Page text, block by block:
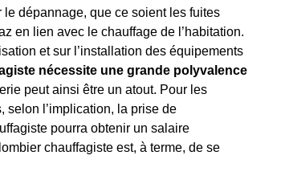
dépannage, que ce soient les fuites
en lien avec le chauffage de l’habitation.
et sur l’installation des équipements
nécessite une grande polyvalence
peut ainsi être un atout. Pour les
selon l’implication, la prise de
pourra obtenir un salaire
chauffagiste est, à terme, de se